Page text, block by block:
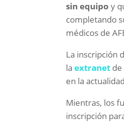
sin equipo y
completando
médicos de
La inscripción
laextranet
en la
Mientras, los
inscripción